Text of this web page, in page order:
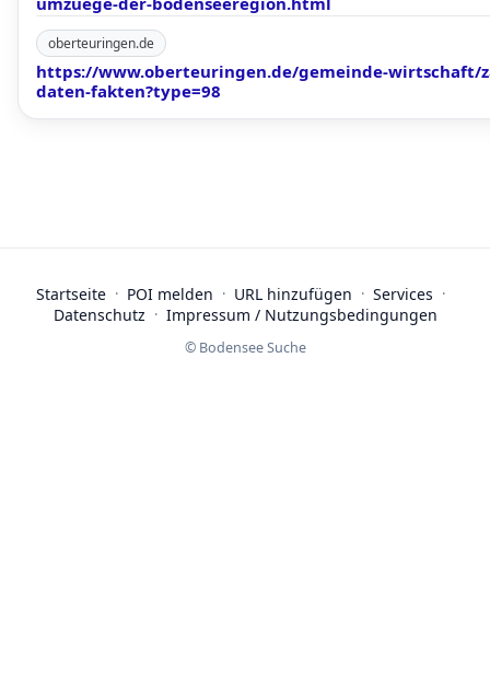
oberteuringen.de
https://www.oberteuringen.de/gemeinde-wirtschaft/
daten-fakten?type=98
Startseite · POI melden · URL hinzufügen · Services ·
Datenschutz · Impressum / Nutzungsbedingungen
© Bodensee Suche